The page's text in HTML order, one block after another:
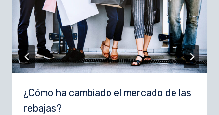
¿Cómo ha cambiado el mercado de las
rebajas?